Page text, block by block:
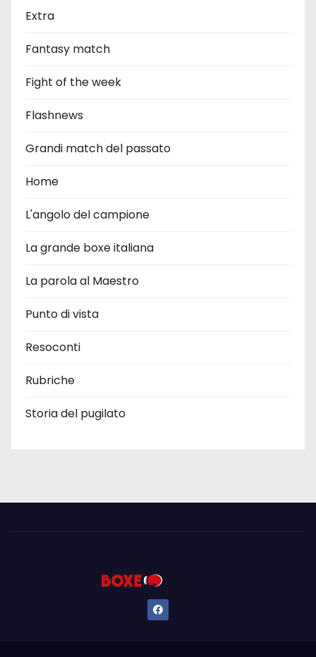
Extra
Fantasy match
Fight of the week
Flashnews
Grandi match del passato
Home
L'angolo del campione
La grande boxe italiana
La parola al Maestro
Punto di vista
Resoconti
Rubriche
Storia del pugilato